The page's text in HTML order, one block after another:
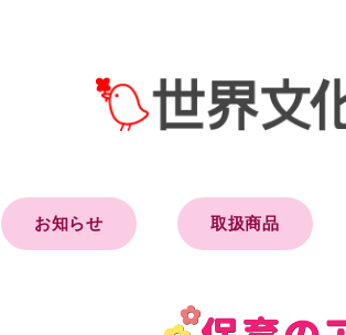
お知らせ 取扱商品